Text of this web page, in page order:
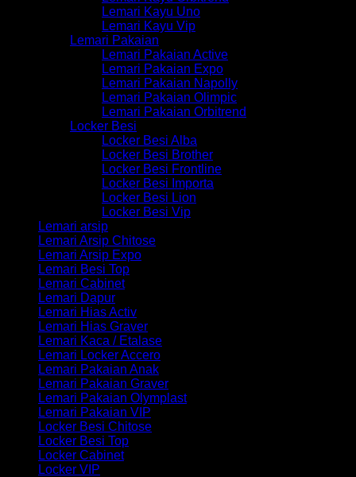
Lemari Kayu Uno
Lemari Kayu Vip
Lemari Pakaian
Lemari Pakaian Active
Lemari Pakaian Expo
Lemari Pakaian Napolly
Lemari Pakaian Olimpic
Lemari Pakaian Orbitrend
Locker Besi
Locker Besi Alba
Locker Besi Brother
Locker Besi Frontline
Locker Besi Importa
Locker Besi Lion
Locker Besi Vip
Lemari arsip
Lemari Arsip Chitose
Lemari Arsip Expo
Lemari Besi Top
Lemari Cabinet
Lemari Dapur
Lemari Hias Activ
Lemari Hias Graver
Lemari Kaca / Etalase
Lemari Locker Accero
Lemari Pakaian Anak
Lemari Pakaian Graver
Lemari Pakaian Olymplast
Lemari Pakaian VIP
Locker Besi Chitose
Locker Besi Top
Locker Cabinet
Locker VIP